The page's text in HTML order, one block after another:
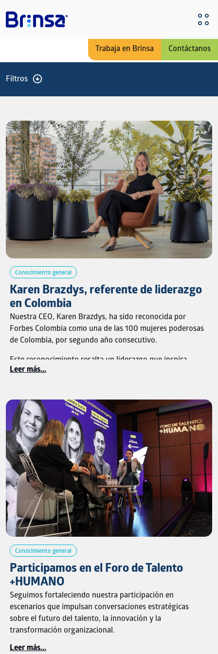
Trabaja en Brinsa Contáctanos
Filtros
Conocimiento general
Karen Brazdys, referente de liderazgo
en Colombia
Nuestra CEO, Karen Brazdys, ha sido reconocida por
Forbes Colombia como una de las 100 mujeres poderosas
de Colombia, por segundo año consecutivo.
Este reconocimiento resalta un liderazgo que inspira
desde la visión, el propósito y el compromiso con la
En Brinsa nos llena de orgullo celebrar este importante
logro, que refleja el impacto de un liderazgo que impulsa
el crecimiento sostenible, la evolución de nuestras marcas
y el desarrollo de las personas.
Agradecemos a Forbes Colombia por visibilizar liderazgos
que transforman, inspiran y dejan huella en el país.
Te invitamos a leer la nota completa aquí: e4CZNHzS
Leer más...
Conocimiento general
Participamos en el Foro de Talento
+HUMANO
Seguimos fortaleciendo nuestra participación en
escenarios que impulsan conversaciones estratégicas
sobre el futuro del talento, la innovación y la
transformación organizacional.
En esta oportunidad, Hernán Darío Agudelo, nuestro
Leer más...